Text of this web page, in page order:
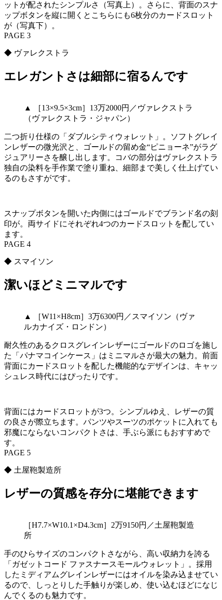
ットが配されたシンプルさ（写真上）。さらに、背面のスナ
ップボタンを縦に開くとこちらにも6枚分のカードスロット
が（写真下）。
PAGE 3
◆ ヴァレクストラ
エレガントさは細部に宿るんです
▲ ［13×9.5×3cm］13万2000円／ヴァレクストラ
（ヴァレクストラ・ジャパン）
二つ折り仕様の「ダブルシティウォレット」。ソフトグレイ
ンレザーの微光沢と、ゴールドの留め金“ピニョーネ”がラグ
ジュアリーさを醸し出します。コバの部分はヴァレクストラ
独自の染料を手作業で塗り重ね、細部まで美しく仕上げてい
るのもさすがです。
スナップボタンを開いた内側にはゴールドでブランド名の刻
印が。両サイドにそれぞれ4つのカードスロットを配してい
ます。
PAGE 4
◆ スマイソン
潔いほどミニマルです
▲ ［W11×H8cm］3万6300円／スマイソン（ヴァ
ルカナイズ・ロンドン）
耐久性のあるクロスグレインレザーにゴールドのロゴを施し
た「パナマコインケース」はミニマルさが最大の魅力。前面
背面にカードスロットを配した機能的なデザインは、キャッ
シュレス時代にはぴったりです。
背面にはカードスロットが3つ。シンプルゆえ、レザーの質
の良さが際立ちます。パンツやスーツのポケットに入れても
邪魔にならないコンパクトさは、手ぶら派にもおすすめで
す。
PAGE 5
◆ 土屋鞄製造所
レザーの質感を存分に堪能できます
［H7.7×W10.1×D4.3cm］2万9150円／土屋鞄製造
所
手のひらサイズのコンパクトさながら、高い収納力を誇る
「ガゼットコード ファスナースモールウォレット」。採用
したミディアムグレインレザーにはオイルを染み込ませてい
るので、しっとりした手触りが楽しめ、使い込むほどになじ
んでくるのも魅力です。